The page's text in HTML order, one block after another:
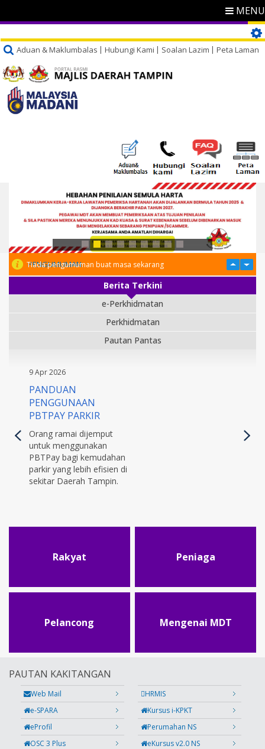
MENU
Aduan & Maklumbalas Hubungi Kami Soalan Lazim Peta Laman
PENGUMUMAN
Tiada pengumuman buat masa sekarang
Berita Terkini
e-Perkhidmatan
Perkhidmatan
Pautan Pantas
9 Apr 2026
PANDUAN
PENGGUNAAN
PBTPAY PARKIR
Orang ramai dijemput
untuk menggunakan
PBTPay bagi kemudahan
parkir yang lebih efisien di
sekitar Daerah Tampin.
Rakyat Peniaga
Pelancong Mengenai MDT
PAUTAN KAKITANGAN
Web Mail
HRMIS
e-SPARA
Kursus i-KPKT
eProfil
Perumahan NS
OSC 3 Plus
eKursus v2.0 NS